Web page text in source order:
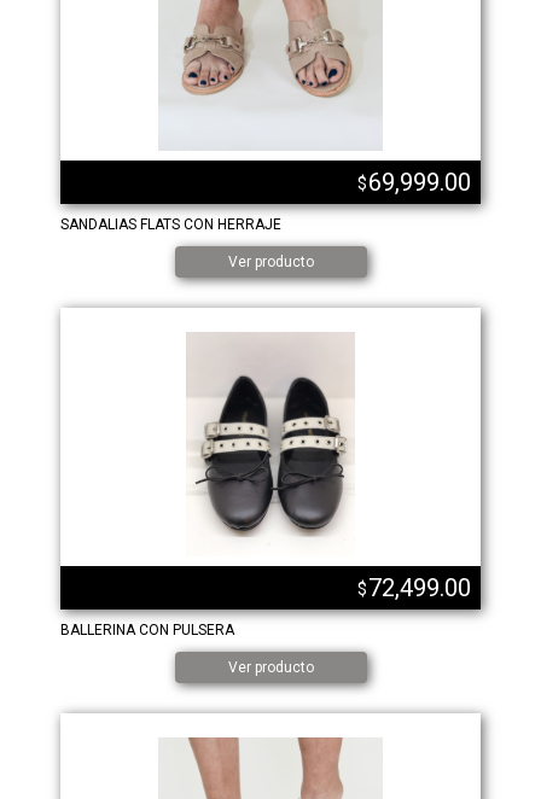
$69,999.00
SANDALIAS FLATS CON HERRAJE
Ver producto
$72,499.00
BALLERINA CON PULSERA
Ver producto